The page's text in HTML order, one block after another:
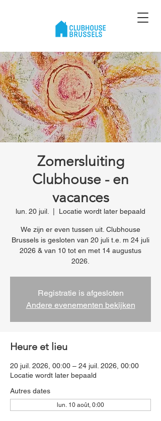
Zomersluiting
Clubhouse - en
vacances
lun. 20 juil. Locatie wordt later bepaald
We zijn er even tussen uit. Clubhouse
Brussels is gesloten van 20 juli t.e. m 24 juli
2026 & van 10 tot en met 14 augustus
2026.
Registratie is afgesloten
Andere evenementen bekijken
Heure et lieu
20 juil. 2026, 00:00 – 24 juil. 2026, 00:00
Locatie wordt later bepaald
Autres dates
lun. 10 août, 0:00